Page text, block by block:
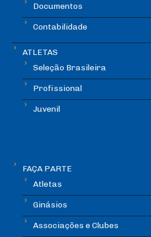
Documentos
Contabilidade
ATLETAS
Seleção Brasileira
Profissional
Juvenil
FAÇA PARTE
Atletas
Ginásios
Associações e Clubes